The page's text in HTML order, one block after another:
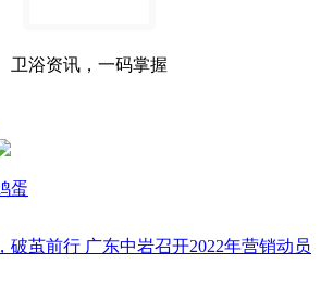
卫浴资讯，一码掌握
蛋
破茧前行 广东中岩召开2022年营销动员